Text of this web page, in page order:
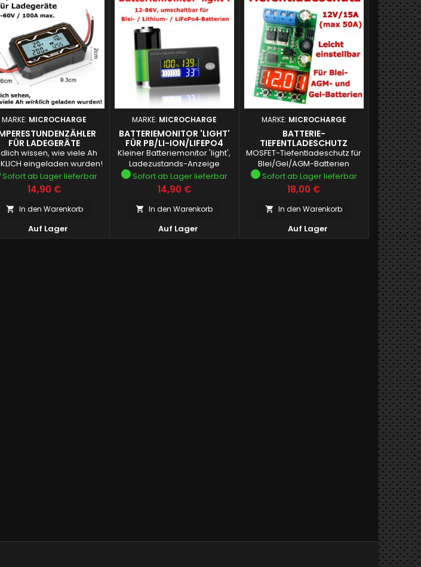
MARKE: MICROCHARGE
FÜR LADEGERÄTE
wissen, wie viele Ah
eingeladen wurden!
Sofort ab Lager lieferbar
Preis
14,90 €
 In den Warenkorb
Auf Lager
MARKE: MICROCHARGE
BATTERIEMONITOR 'LIGHT'
FÜR PB/LI-ION/LIFEPO4
Kleiner Batteriemonitor 'light',
Ladezustands-Anzeige
Sofort ab Lager lieferbar
Preis
14,90 €
 In den Warenkorb
Auf Lager
MARKE: MICROCHARGE
BATTERIE-
TIEFENTLADESCHUTZ
EINSTELLBAR 12V, MAX. 15A
MOSFET-Tiefentladeschutz für
Blei/Gel/AGM-Batterien
Sofort ab Lager lieferbar
Preis
18,00 €
 In den Warenkorb
Auf Lager